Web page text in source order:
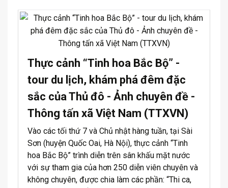
Thực cảnh “Tinh hoa Bắc Bộ” -
tour du lịch, khám phá đêm đặc
sắc của Thủ đô - Ảnh chuyên đề -
Thông tấn xã Việt Nam (TTXVN)
Vào các tối thứ 7 và Chủ nhật hàng tuần, tại Sài
Sơn (huyện Quốc Oai, Hà Nội), thực cảnh “Tinh
hoa Bắc Bộ” trình diễn trên sân khấu mặt nước
với sự tham gia của hơn 250 diễn viên chuyên và
không chuyên, được chia làm các phần: “Thi ca,